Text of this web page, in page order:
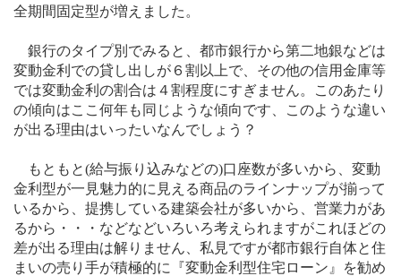
全期間固定型が増えました。
銀行のタイプ別でみると、都市銀行から第二地銀などは
変動金利での貸し出しが６割以上で、その他の信用金庫等
では変動金利の割合は４割程度にすぎません。このあたり
の傾向はここ何年も同じような傾向です、このような違い
が出る理由はいったいなんでしょう？
もともと(給与振り込みなどの)口座数が多いから、変動
金利型が一見魅力的に見える商品のラインナップが揃って
いるから、提携している建築会社が多いから、営業力があ
るから・・・などなどいろいろ考えられますがこれほどの
差が出る理由は解りません、私見ですが都市銀行自体と住
まいの売り手が積極的に『変動金利型住宅ローン』を勧め